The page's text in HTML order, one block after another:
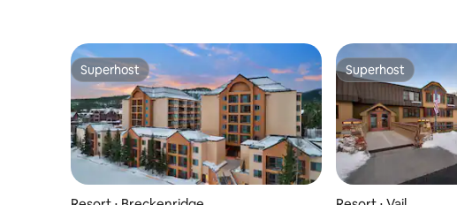
Superhost
Superhost Superhost
Superhost